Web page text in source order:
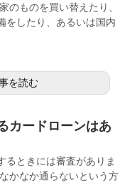
のものを買い替えたり、
をしたり、あるいは国内
を読む
カードローンはあ
るときには審査がありま
かなか通らないという方